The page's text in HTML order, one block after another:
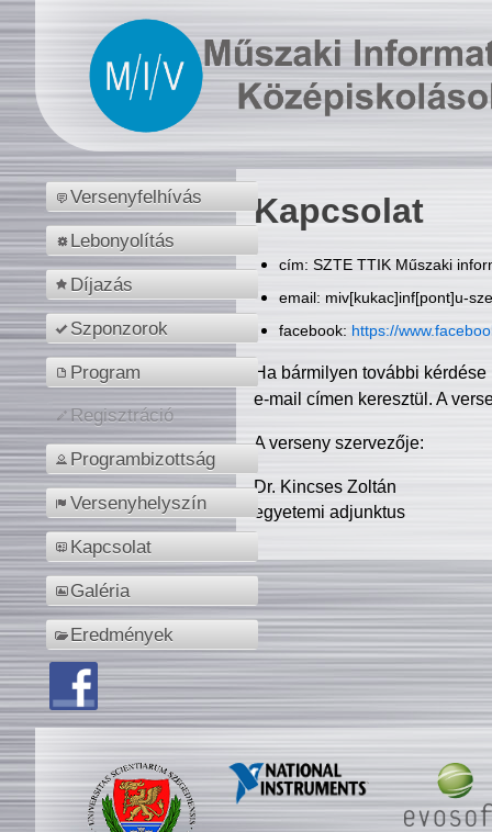
Versenyfelhívás
Lebonyolítás
Díjazás
Szponzorok
Program
Regisztráció
Programbizottság
Versenyhelyszín
Kapcsolat
Galéria
Eredmények
Kapcsolat
cím: SZTE TTIK Műszaki
email: miv[kukac]inf[pont]u-
facebook: https://
Ha bármilyen további
e-mail címen keresztül. A
A verseny szervezője:
Dr. Kincses Zoltán
egyetemi adjunktus